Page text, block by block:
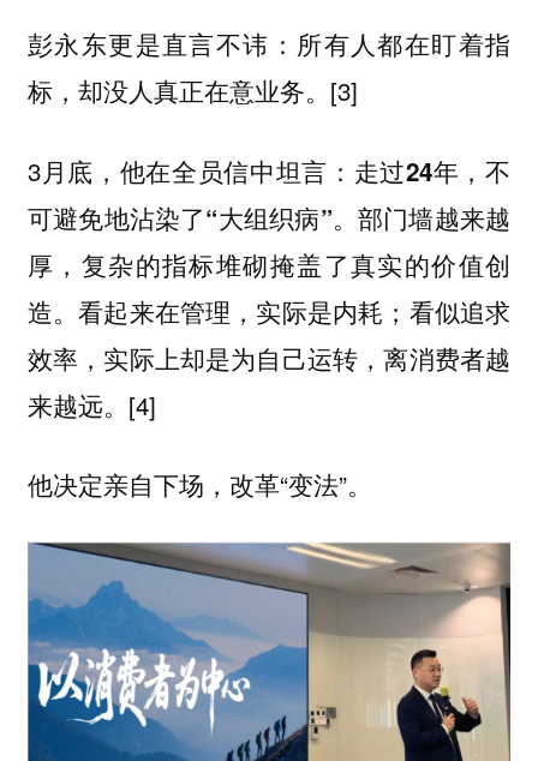
彭永东更是直言不讳：所有人都在盯着指
标，却没人真正在意业务。[3]
3月底，他在全员信中坦言： 走过24年，不
可避免地沾染了“大组织病”。 部门墙越来越
厚，复杂的指标堆砌掩盖了真实的价值创
造。看起来在管理，实际是内耗；看似追求
效率，实际上却是为自己运转，离消费者越
来越远。[4]
他决定亲自下场，改革“变法”。